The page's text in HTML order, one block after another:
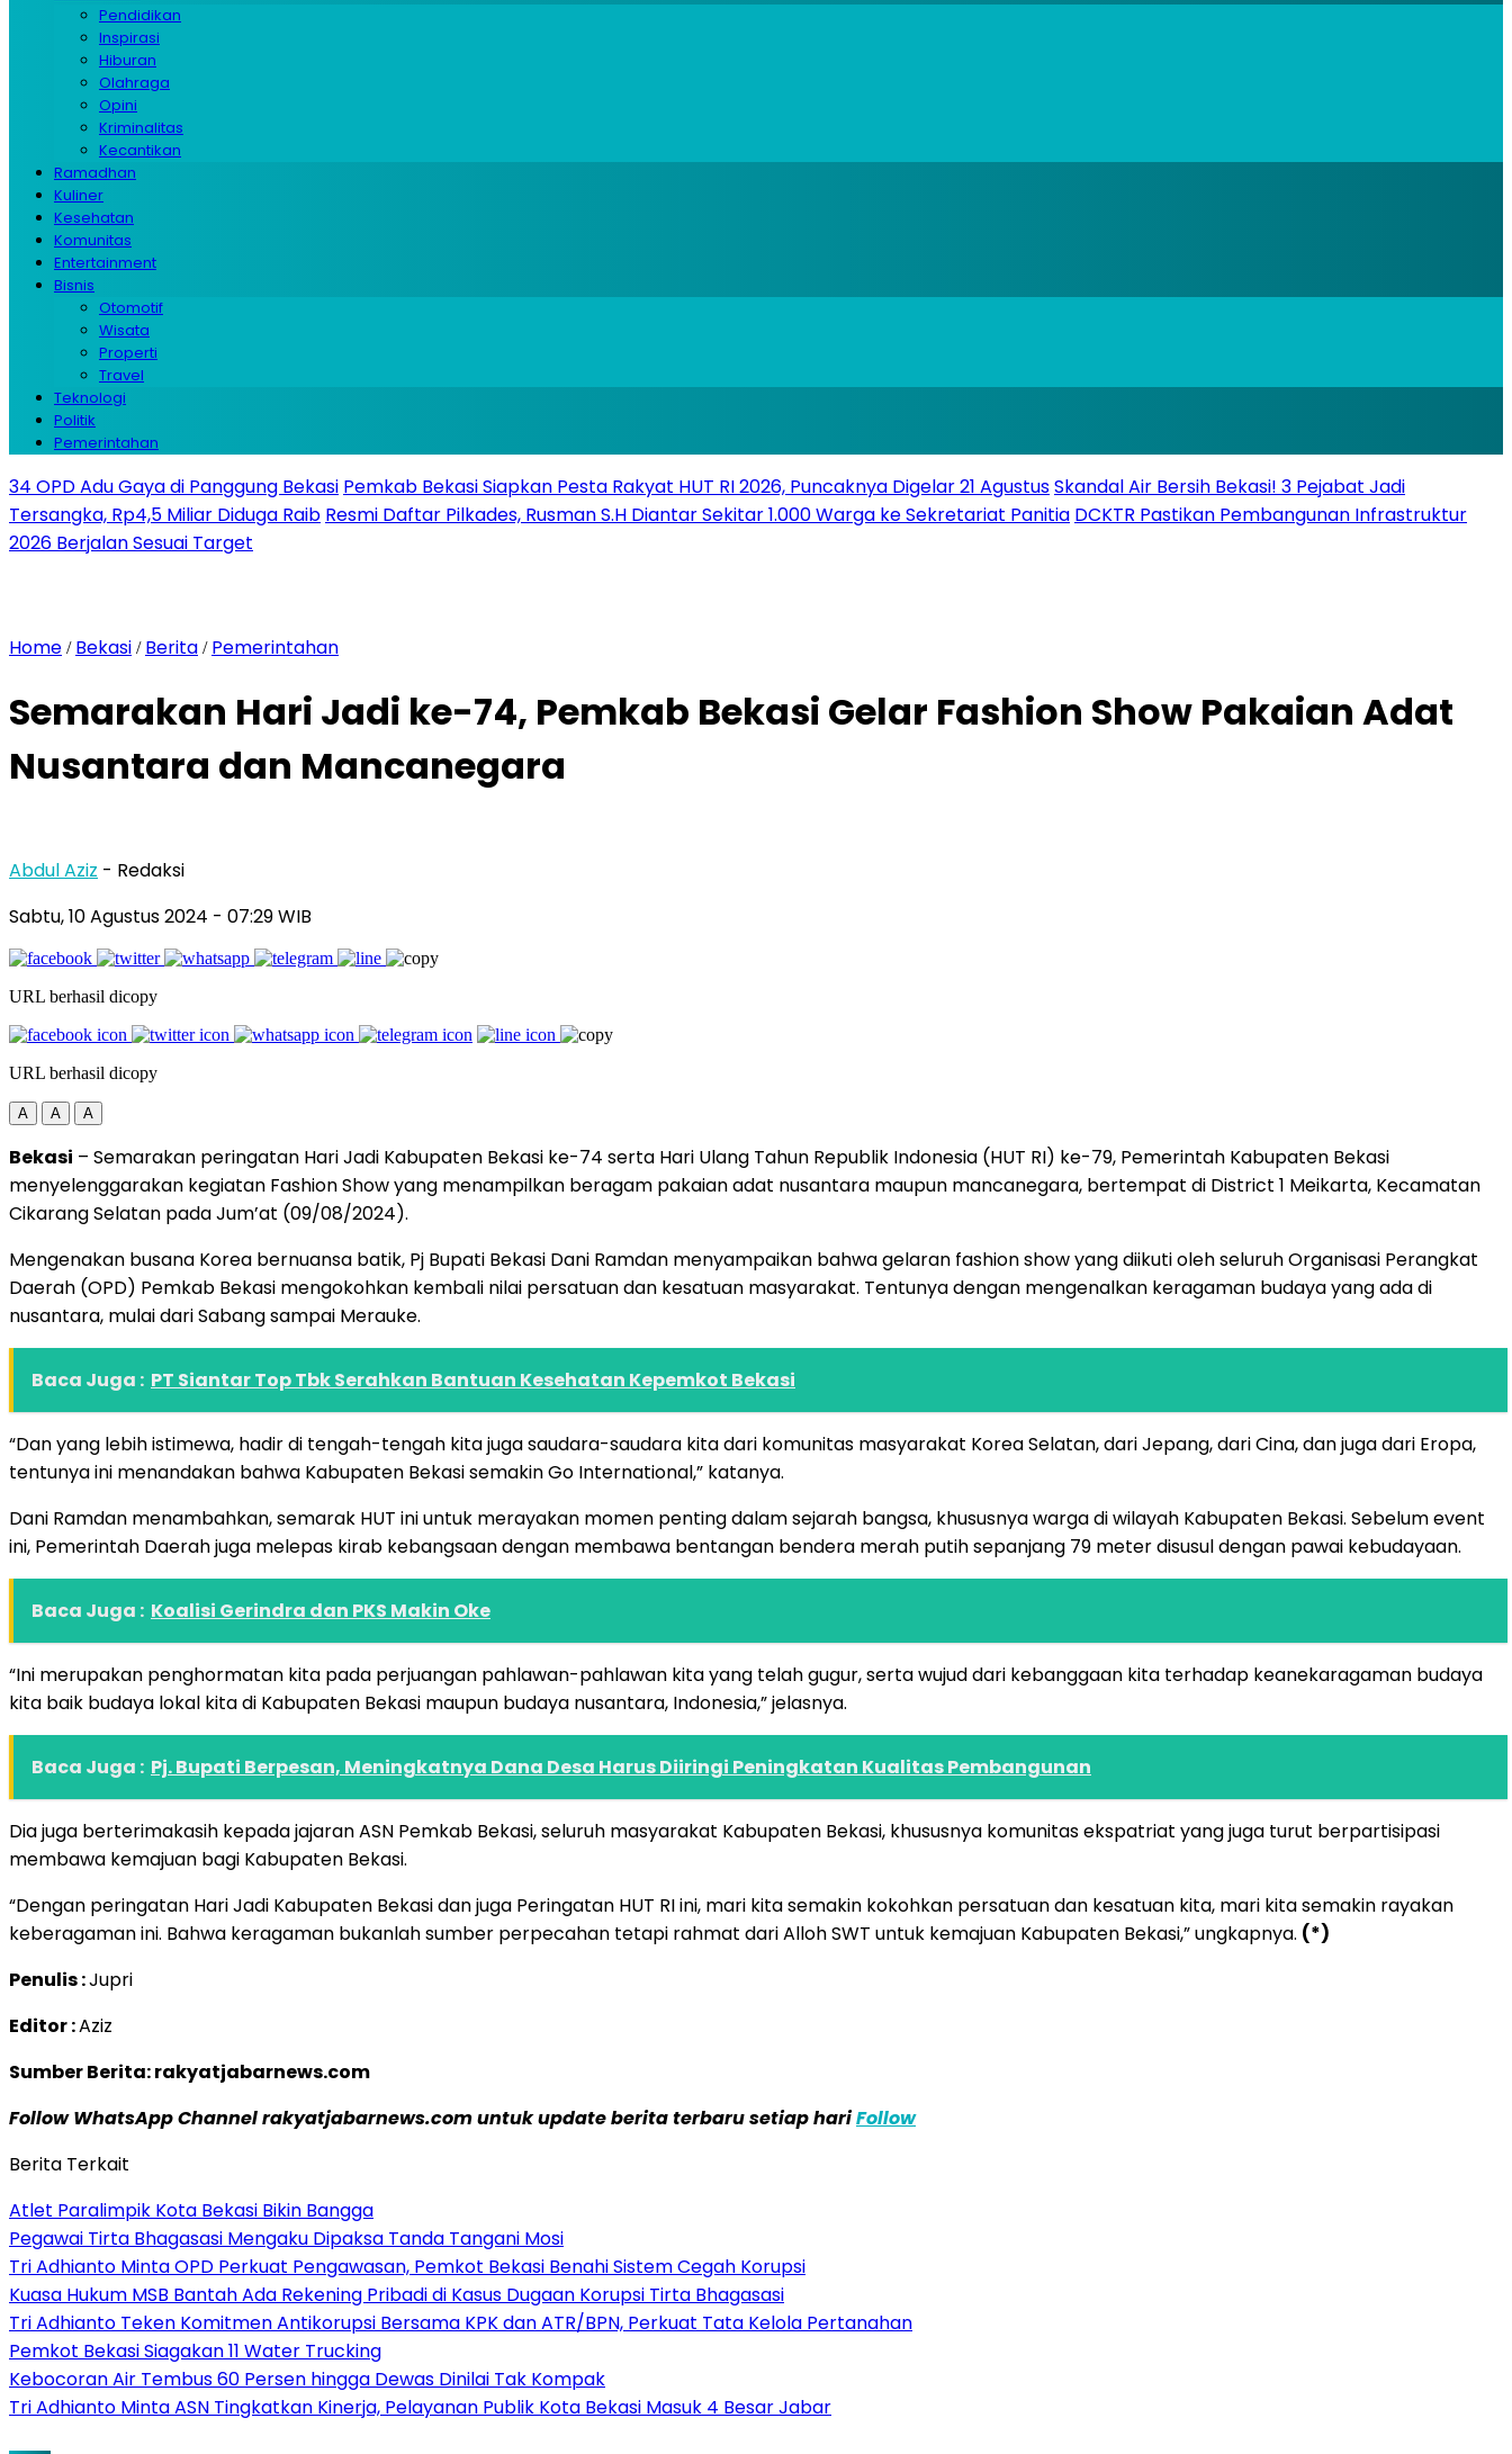
Pendidikan
Inspirasi
Hiburan
Olahraga
Opini
Kriminalitas
Kecantikan
Ramadhan
Kuliner
Kesehatan
Komunitas
Entertainment
Bisnis
Otomotif
Wisata
Properti
Travel
Teknologi
Politik
Pemerintahan
34 OPD Adu Gaya di Panggung Bekasi Pemkab Bekasi Siapkan Pesta Rakyat HUT RI 2026, Puncaknya Digelar 21 AgustusSkandal Air Bersih Bekasi! 3 Pejabat Jadi
Tersangka, Rp4,5 Miliar Diduga Raib Resmi Daftar Pilkades, Rusman S.H Diantar Sekitar 1.000 Warga ke Sekretariat Panitia DCKTR Pastikan Pembangunan Infrastruktur
2026 Berjalan Sesuai Target
Home / Bekasi / Berita / Pemerintahan
Semarakan Hari Jadi ke-74, Pemkab Bekasi Gelar Fashion Show Pakaian Adat
Nusantara dan Mancanegara
Abdul Aziz - Redaksi
Sabtu, 10 Agustus 2024 - 07:29 WIB
URL berhasil dicopy
URL berhasil dicopy
A A A
Bekasi – Semarakan peringatan Hari Jadi Kabupaten Bekasi ke-74 serta Hari Ulang Tahun Republik Indonesia (HUT RI) ke-79, Pemerintah Kabupaten Bekasi
menyelenggarakan kegiatan Fashion Show yang menampilkan beragam pakaian adat nusantara maupun mancanegara, bertempat di District 1 Meikarta, Kecamatan
Cikarang Selatan pada Jum’at (09/08/2024).
Mengenakan busana Korea bernuansa batik, Pj Bupati Bekasi Dani Ramdan menyampaikan bahwa gelaran fashion show yang diikuti oleh seluruh Organisasi Perangkat
Daerah (OPD) Pemkab Bekasi mengokohkan kembali nilai persatuan dan kesatuan masyarakat. Tentunya dengan mengenalkan keragaman budaya yang ada di
nusantara, mulai dari Sabang sampai Merauke.
Baca Juga : PT Siantar Top Tbk Serahkan Bantuan Kesehatan Kepemkot Bekasi
“Dan yang lebih istimewa, hadir di tengah-tengah kita juga saudara-saudara kita dari komunitas masyarakat Korea Selatan, dari Jepang, dari Cina, dan juga dari Eropa,
tentunya ini menandakan bahwa Kabupaten Bekasi semakin Go International,” katanya.
Dani Ramdan menambahkan, semarak HUT ini untuk merayakan momen penting dalam sejarah bangsa, khususnya warga di wilayah Kabupaten Bekasi. Sebelum event
ini, Pemerintah Daerah juga melepas kirab kebangsaan dengan membawa bentangan bendera merah putih sepanjang 79 meter disusul dengan pawai kebudayaan.
Baca Juga : Koalisi Gerindra dan PKS Makin Oke
“Ini merupakan penghormatan kita pada perjuangan pahlawan-pahlawan kita yang telah gugur, serta wujud dari kebanggaan kita terhadap keanekaragaman budaya
kita baik budaya lokal kita di Kabupaten Bekasi maupun budaya nusantara, Indonesia,” jelasnya.
Baca Juga : Pj. Bupati Berpesan, Meningkatnya Dana Desa Harus Diiringi Peningkatan Kualitas Pembangunan
Dia juga berterimakasih kepada jajaran ASN Pemkab Bekasi, seluruh masyarakat Kabupaten Bekasi, khususnya komunitas ekspatriat yang juga turut berpartisipasi
membawa kemajuan bagi Kabupaten Bekasi.
“Dengan peringatan Hari Jadi Kabupaten Bekasi dan juga Peringatan HUT RI ini, mari kita semakin kokohkan persatuan dan kesatuan kita, mari kita semakin rayakan
keberagaman ini. Bahwa keragaman bukanlah sumber perpecahan tetapi rahmat dari Alloh SWT untuk kemajuan Kabupaten Bekasi,” ungkapnya. (*)
Penulis :Jupri
Editor :Aziz
Sumber Berita: rakyatjabarnews.com
Follow WhatsApp Channel rakyatjabarnews.com untuk update berita terbaru setiap hariFollow
Berita Terkait
Atlet Paralimpik Kota Bekasi Bikin Bangga
Pegawai Tirta Bhagasasi Mengaku Dipaksa Tanda Tangani Mosi
Tri Adhianto Minta OPD Perkuat Pengawasan, Pemkot Bekasi Benahi Sistem Cegah Korupsi
Kuasa Hukum MSB Bantah Ada Rekening Pribadi di Kasus Dugaan Korupsi Tirta Bhagasasi
Tri Adhianto Teken Komitmen Antikorupsi Bersama KPK dan ATR/BPN, Perkuat Tata Kelola Pertanahan
Pemkot Bekasi Siagakan 11 Water Trucking
Kebocoran Air Tembus 60 Persen hingga Dewas Dinilai Tak Kompak
Tri Adhianto Minta ASN Tingkatkan Kinerja, Pelayanan Publik Kota Bekasi Masuk 4 Besar Jabar